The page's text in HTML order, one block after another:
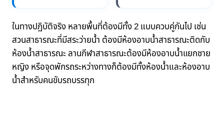
ในทางปฏิบัติจริง หลายพื้นที่ต้องมีทั้ง 2 แบบควบคู่กันไป เช่น
สวนสาธารณะที่มีสระว่ายน้ำ ต้องมีห้องอาบน้ำสาธารณะติดกับ
ห้องน้ำสาธารณะ ลานกีฬาสาธารณะต้องมีห้องอาบน้ำแยกชาย
หญิง หรือจุดพักรถระหว่างทางก็ต้องมีทั้งห้องน้ำและห้องอาบ
น้ำสำหรับคนขับรถบรรทุก